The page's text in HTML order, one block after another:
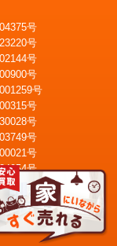
メール査定
号
号
号
号
号
号
号
号
号
号
Inc.